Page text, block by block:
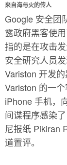
来自海与火的传人
Google 安全团
露政府黑客使
指的是在攻击
安全研究人员
Variston 开发
Variston 的一
iPhone 手机，
间谍程序感染
尼报纸 Pikiran
道置评。